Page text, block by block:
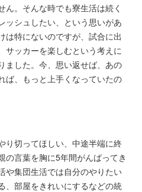
。そんな時でも寮生活は続く
ッシュしたい、という思いがあ
は特にないのですが、試合に出
サッカーを楽しむという考えに
ました。今、思い返せば、あの
ば、もっと上手くなっていたの
り切ってほしい、中途半端に終
の言葉を胸に5年間がんばってき
や集団生活では自分のやりたい
、部屋をきれいにするなどの統